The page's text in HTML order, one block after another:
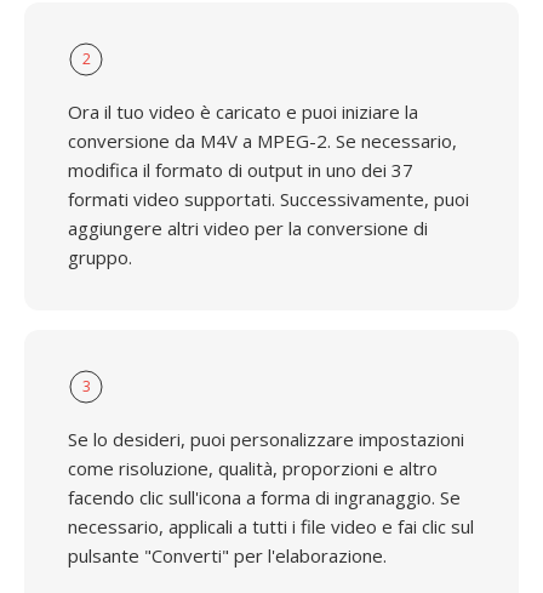
2
Ora il tuo video è caricato e puoi iniziare la
conversione da M4V a MPEG-2. Se necessario,
modifica il formato di output in uno dei 37
formati video supportati. Successivamente, puoi
aggiungere altri video per la conversione di
gruppo.
3
Se lo desideri, puoi personalizzare impostazioni
come risoluzione, qualità, proporzioni e altro
facendo clic sull'icona a forma di ingranaggio. Se
necessario, applicali a tutti i file video e fai clic sul
pulsante "Converti" per l'elaborazione.